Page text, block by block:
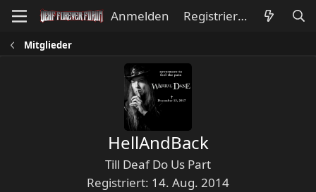
Anmelden Registrieren
Mitglieder
HellAndBack
Till Deaf Do Us Part
Registriert 14. Aug. 2014